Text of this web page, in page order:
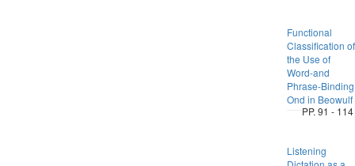
Functional
Classification of
the Use of
Word-and
Phrase-Binding
Ond in Beowulf
PP. 91 - 114
Listening